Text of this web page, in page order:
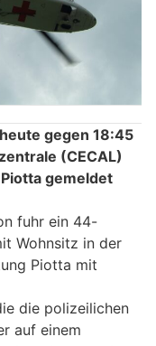
gegen 18:45
(CECAL)
gemeldet
fuhr ein 44-
Wohnsitz in der
Piotta mit
die polizeilichen
auf einem